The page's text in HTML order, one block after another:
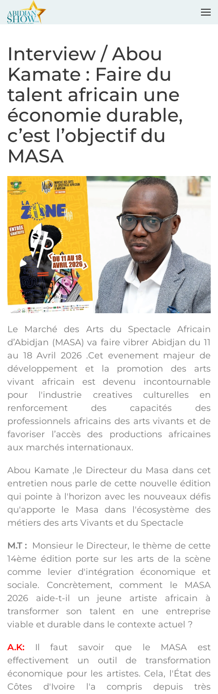
Interview / Abou
Kamate : Faire du
talent africain une
économie durable,
c’est l’objectif du
MASA
Le Marché des Arts du Spectacle Africain
d’Abidjan (MASA) va faire vibrer Abidjan du 11
au 18 Avril 2026 .Cet evenement majeur de
développement et la promotion des arts
vivant africain est devenu incontournable
pour l'industrie creatives culturelles en
renforcement des capacités des
professionnels africains des arts vivants et de
favoriser l’accès des productions africaines
aux marchés internationaux.
Abou Kamate ,le Directeur du Masa dans cet
entretien nous parle de cette nouvelle édition
qui pointe à l'horizon avec les nouveaux défis
qu'apporte le Masa dans l'écosystème des
métiers des arts Vivants et du Spectacle
M.T : Monsieur le Directeur, le thème de cette
14ème édition porte sur les arts de la scène
comme levier d'intégration économique et
sociale. Concrètement, comment le MASA
2026 aide-t-il un jeune artiste africain à
transformer son talent en une entreprise
viable et durable dans le contexte actuel ?
A.K: Il faut savoir que le MASA est
effectivement un outil de transformation
économique pour les artistes. Cela, l'État des
Côtes d'Ivoire l'a compris depuis très